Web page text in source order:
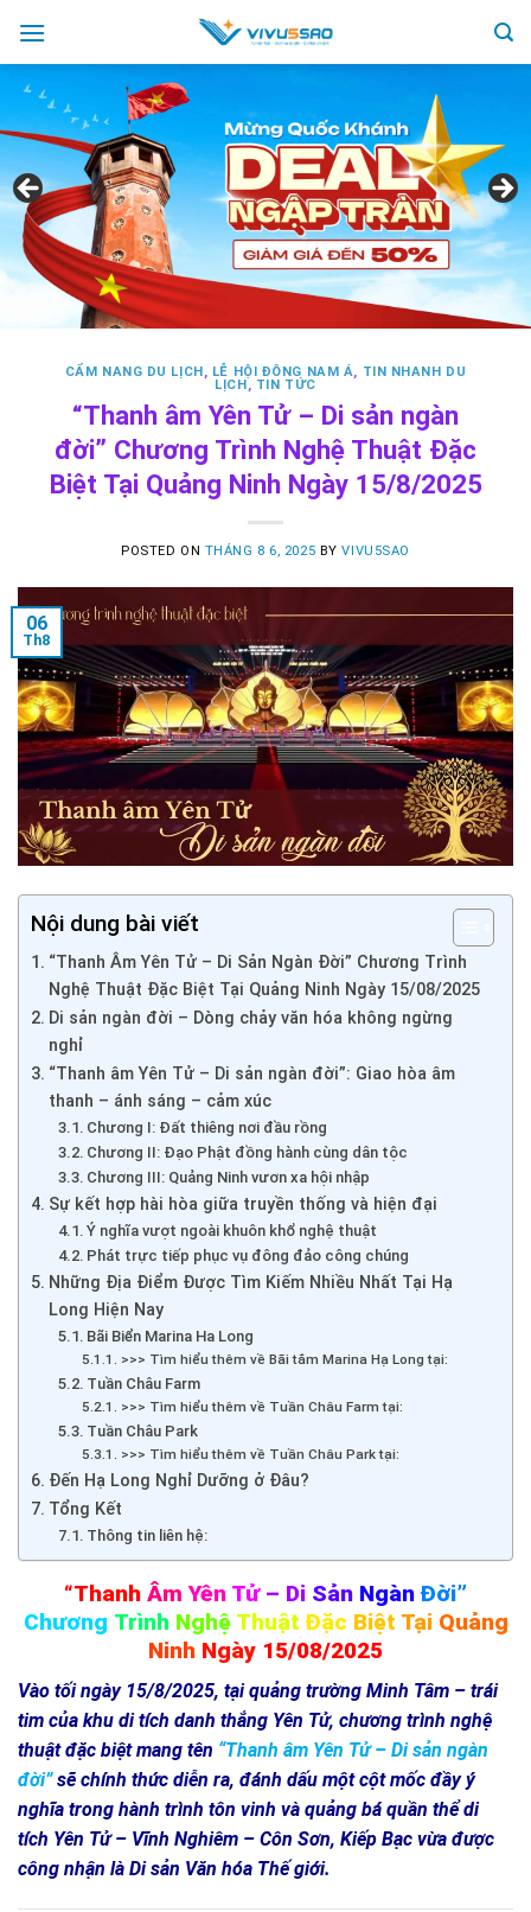
content
CẨM NANG DU LỊCH, LỄ HỘI ĐÔNG NAM Á, TIN NHANH DU
LỊCH, TIN TỨC
“Thanh âm Yên Tử – Di sản ngàn
đời” Chương Trình Nghệ Thuật Đặc
Biệt Tại Quảng Ninh Ngày 15/8/2025
POSTED ON THÁNG 8 6, 2025 BYVIVU5SAO
06
Th8
Nội dung bài viết
“Thanh Âm Yên Tử – Di Sản Ngàn Đời” Chương Trình
Nghệ Thuật Đặc Biệt Tại Quảng Ninh Ngày 15/08/2025
Di sản ngàn đời – Dòng chảy văn hóa không ngừng
nghỉ
“Thanh âm Yên Tử – Di sản ngàn đời”: Giao hòa âm
thanh – ánh sáng – cảm xúc
Chương I: Đất thiêng nơi đầu rồng
Chương II: Đạo Phật đồng hành cùng dân tộc
Chương III: Quảng Ninh vươn xa hội nhập
Sự kết hợp hài hòa giữa truyền thống và hiện đại
Ý nghĩa vượt ngoài khuôn khổ nghệ thuật
Phát trực tiếp phục vụ đông đảo công chúng
Những Địa Điểm Được Tìm Kiếm Nhiều Nhất Tại Hạ
Long Hiện Nay
Bãi Biển Marina Ha Long
>>> Tìm hiểu thêm về Bãi tắm Marina Hạ Long tại:
Tuần Châu Farm
>>> Tìm hiểu thêm về Tuần Châu Farm tại:
Tuần Châu Park
>>> Tìm hiểu thêm về Tuần Châu Park tại:
Đến Hạ Long Nghỉ Dưỡng ở Đâu?
Tổng Kết
Thông tin liên hệ:
“Thanh ÂmYên Tử – Di Sản Ngàn Đời”
Chương TrìnhNghệ Thuật Đặc Biệt Tại Quảng
Ninh Ngày 15/08/2025
Vào tối ngày 15/8/2025, tại quảng trường Minh Tâm – trái
tim của khu di tích danh thắng Yên Tử, chương trình nghệ
thuật đặc biệt mang tên “Thanh âm Yên Tử – Di sản ngàn
đời” sẽ chính thức diễn ra, đánh dấu một cột mốc đầy ý
nghĩa trong hành trình tôn vinh và quảng bá quần thể di
tích Yên Tử – Vĩnh Nghiêm – Côn Sơn, Kiếp Bạc vừa được
công nhận là Di sản Văn hóa Thế giới.